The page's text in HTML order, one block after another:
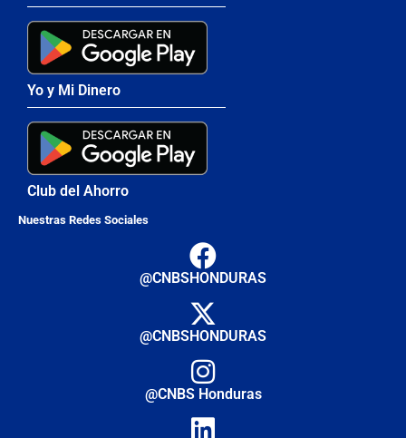
Yo y Mi Dinero
Club del Ahorro
Nuestras Redes Sociales
@CNBSHONDURAS
@CNBSHONDURAS
@CNBS Honduras